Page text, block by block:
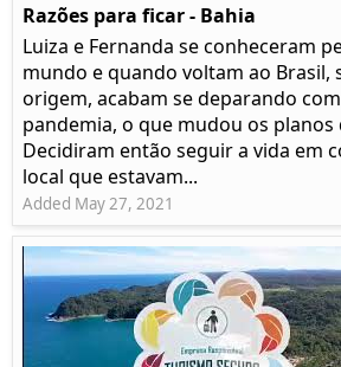
Razões para ficar - Bahia
Luiza e Fernanda se conheceram
mundo e quando voltam ao Brasil,
origem, acabam se deparando
pandemia, o que mudou os planos
Decidiram então seguir a vida em
local que estavam...
Added May 27, 2021